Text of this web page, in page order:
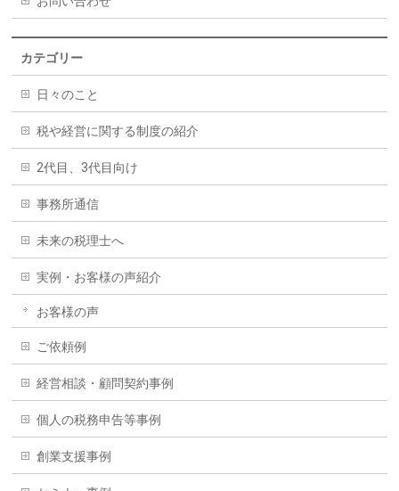
カテゴリー
日々のこと
税や経営に関する制度の紹介
2代目、3代目向け
事務所通信
未来の税理士へ
実例・お客様の声紹介
お客様の声
ご依頼例
経営相談・顧問契約事例
個人の税務申告等事例
創業支援事例